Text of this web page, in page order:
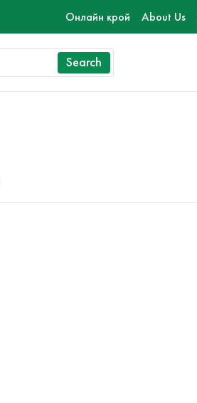
Онлайн крой About Us
Search